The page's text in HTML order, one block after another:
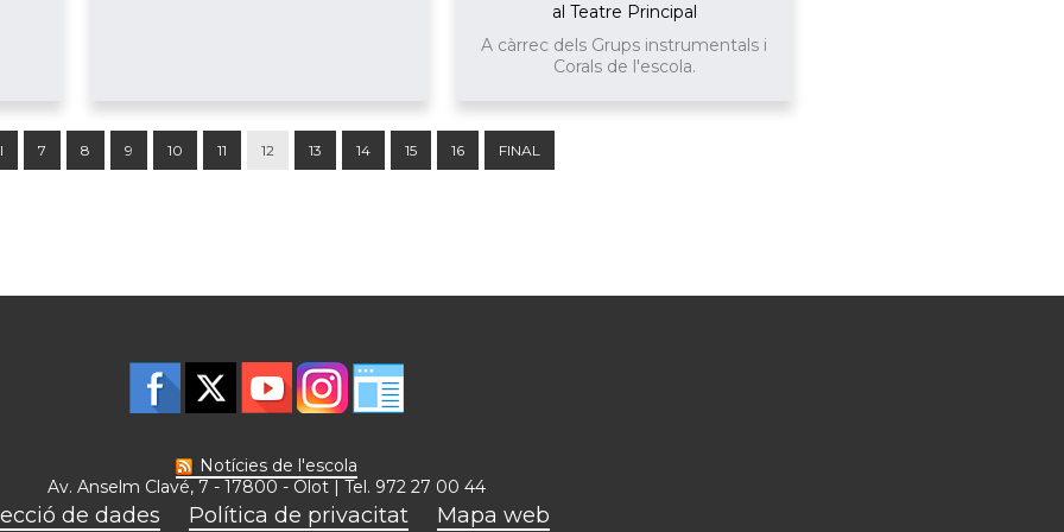
al Teatre Principal
A càrrec dels Grups instrumentals i
Corals de l'escola.
7 8 9 10 11 12 13 14 15 16 FINAL
Notícies de l'escola
Av. Anselm Clavé, 7 - 17800 - Olot | Tel. 972 27 00 44
de dades Política de privacitat Mapa web